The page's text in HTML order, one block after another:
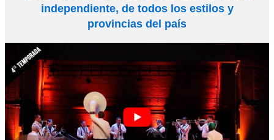
independiente, de todos los estilos y
provincias del país